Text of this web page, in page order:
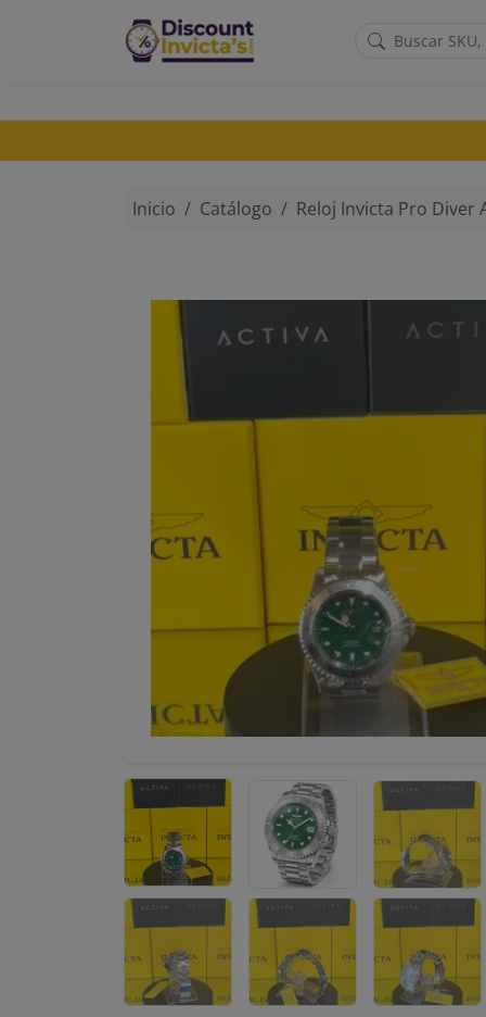
Inicio Catálogo Reloj Invicta Pro Diver Aurenova para